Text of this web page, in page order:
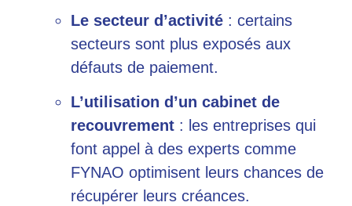
Le secteur d’activité : certains
secteurs sont plus exposés aux
défauts de paiement.
L’utilisation d’un cabinet de
recouvrement : les entreprises qui
font appel à des experts comme
FYNAO optimisent leurs chances de
récupérer leurs créances.